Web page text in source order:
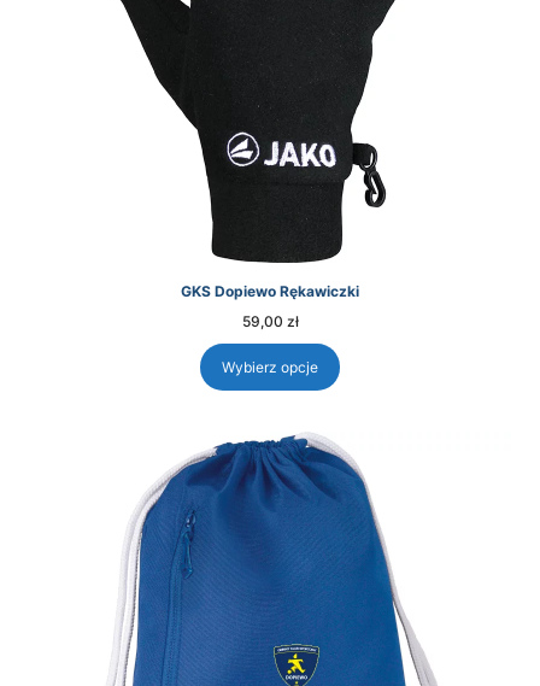
GKS Dopiewo Rękawiczki
59,00 zł
Wybierz opcje